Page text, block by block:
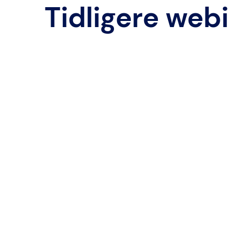
Tidligere